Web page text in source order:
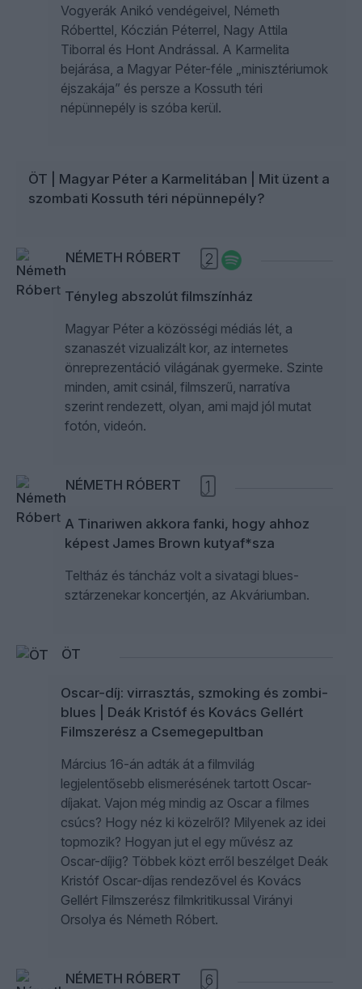
Vogyerák Anikó vendégeivel, Németh
Róberttel, Kóczián Péterrel, Nagy Attila
Tiborral és Hont Andrással. A Karmelita
bejárása, a Magyar Péter-féle „minisztériumok
éjszakája” és persze a Kossuth téri
népünnepély is szóba kerül.
ÖT | Magyar Péter a Karmelitában | Mit üzent a
szombati Kossuth téri népünnepély?
NÉMETH RÓBERT 2
Tényleg abszolút filmszínház
Magyar Péter a közösségi médiás lét, a
szanaszét vizualizált kor, az internetes
önreprezentáció világának gyermeke. Szinte
minden, amit csinál, filmszerű, narratíva
szerint rendezett, olyan, ami majd jól mutat
fotón, videón.
NÉMETH RÓBERT 1
A Tinariwen akkora fanki, hogy ahhoz
képest James Brown kutyaf*sza
Teltház és táncház volt a sivatagi blues-
sztárzenekar koncertjén, az Akváriumban.
ÖT
Oscar-díj: virrasztás, szmoking és zombi-
blues | Deák Kristóf és Kovács Gellért
Filmszerész a Csemegepultban
Március 16-án adták át a filmvilág
legjelentősebb elismerésének tartott Oscar-
díjakat. Vajon még mindig az Oscar a filmes
csúcs? Hogy néz ki közelről? Milyenek az idei
topmozik? Hogyan jut el egy művész az
Oscar-díjig? Többek közt erről beszélget Deák
Kristóf Oscar-díjas rendezővel és Kovács
Gellért Filmszerész filmkritikussal Virányi
Orsolya és Németh Róbert.
NÉMETH RÓBERT 6